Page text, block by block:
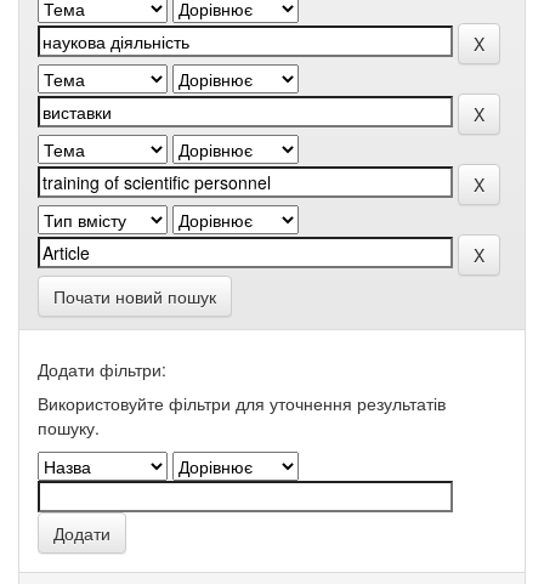
Почати новий пошук
Додати фільтри:
Використовуйте фільтри для уточнення результатів
пошуку.